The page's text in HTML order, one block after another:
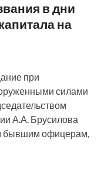
в дни
на
при
силами
А.А. Брусилова
бывшим офицерам,